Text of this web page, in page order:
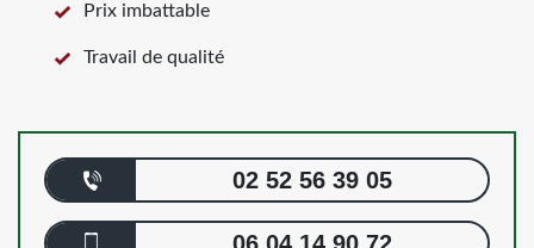
Prix imbattable
Travail de qualité
02 52 56 39 05